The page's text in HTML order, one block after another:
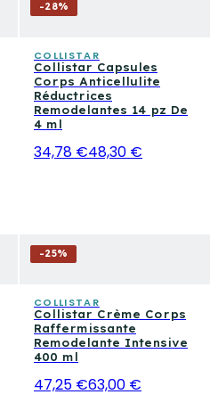
-28%
COLLISTAR
Collistar Capsules
Corps Anticellulite
Réductrices
Remodelantes 14 pz De
4 ml
34,78 €48,30 €
-25%
COLLISTAR
Collistar Crème Corps
Raffermissante
Remodelante Intensive
400 ml
47,25 €63,00 €